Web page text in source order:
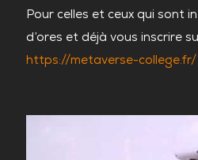
Pour celles et ceux qui sont
d’ores et déjà vous inscrire
https://metaverse-college.fr/